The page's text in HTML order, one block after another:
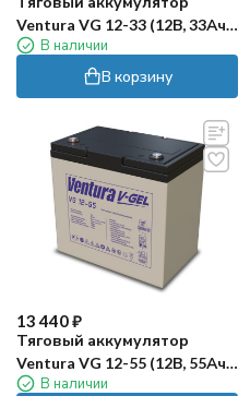
Ventura VG 12-33 (12В, 33Ач,
GEL)В наличии
В корзину
13 440₽
Тяговый аккумулятор
Ventura VG 12-55 (12В, 55Ач,
GEL)В наличии